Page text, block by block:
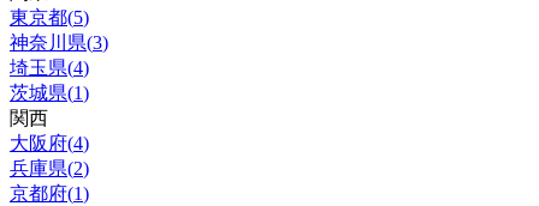
東京都(5)
神奈川県(3)
埼玉県(4)
茨城県(1)
関西
大阪府(4)
兵庫県(2)
京都府(1)